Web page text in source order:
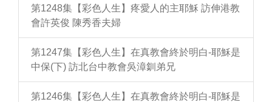
第1248集【彩色人生】疼愛人的主耶穌 訪伸港教
會許英俊 陳秀香夫婦
第1247集【彩色人生】在真教會終於明白-耶穌是
中保(下) 訪北台中教會吳漳釧弟兄
第1246集【彩色人生】在真教會終於明白-耶穌是